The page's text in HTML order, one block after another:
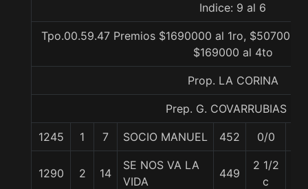
Indice: 9 al 6
Tpo.00.59.47 Premios $1690000 al 1ro, $507000
$169000 al 4to
Prop. LA CORINA
Prep. G. COVARRUBIAS E.
1245 1 7 SOCIO MANUEL 452 0/0
1290 2 14
SE NOS VA LA
VIDA
449
2 1/2
c